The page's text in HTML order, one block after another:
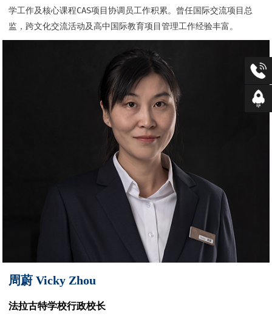
学工作及核心课程CAS项目协调员工作积累。曾任国际交流项目总
监，跨文化交流活动及高中国际教育项目管理工作经验丰富。
周蔚 Vicky Zhou
法拉古特学校行政校长
招生
返回